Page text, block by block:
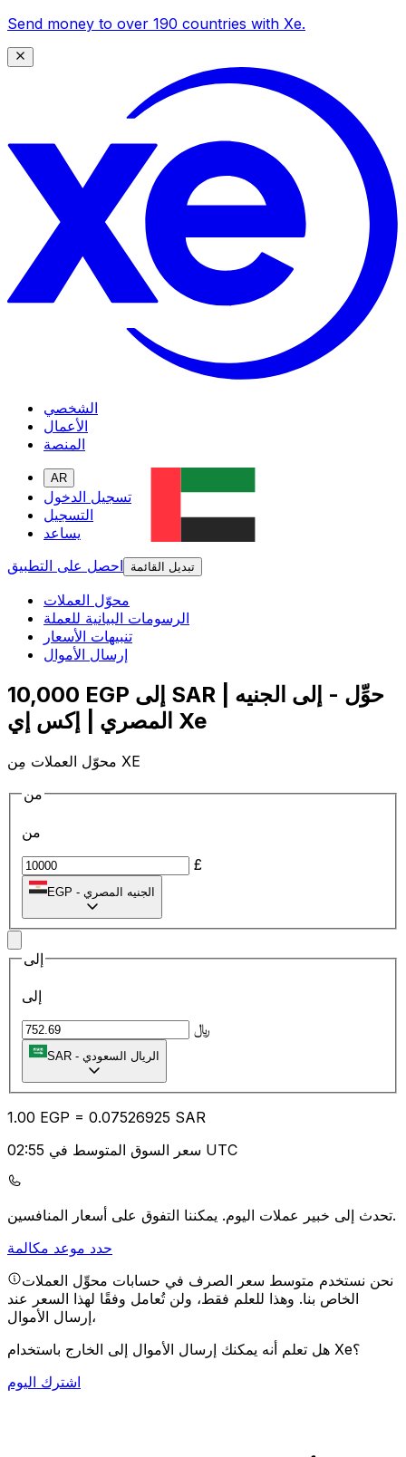
Send money to over 190 countries with Xe.
الشخصي
الأعمال
المنصة
AR
تسجيل الدخول
التسجيل
يساعد
احصل على التطبيق
تبديل القائمة
محوّل العملات
الرسومات البيانية للعملة
تنبيهات الأسعار
إرسال الأموال
10,000 EGP إلى SAR | حوِّل - إلى الجنيه
المصري | إكس إي Xe
محوّل العملات مِن XE
من
من
£
EGP - الجنيه المصري
إلى
إلى
﷼
SAR - الريال السعودي
1.00 EGP = 0.07526925 SAR
سعر السوق المتوسط في 02:55 UTC
تحدث إلى خبير عملات اليوم.يمكننا التفوق على أسعار المنافسين.
حدد موعد مكالمة
نحن نستخدم متوسط سعر الصرف في حسابات محوِّل العملات
الخاص بنا. وهذا للعلم فقط، ولن تُعامل وفقًا لهذا السعر عند
إرسال الأموال،
هل تعلم أنه يمكنك إرسال الأموال إلى الخارج باستخدام Xe؟
اشترك اليوم